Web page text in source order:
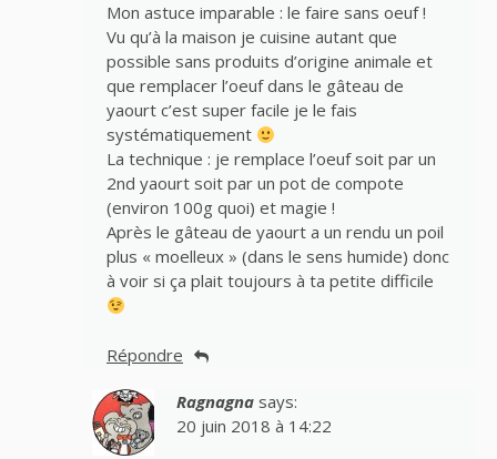
Mon astuce imparable : le faire sans oeuf !
Vu qu’à la maison je cuisine autant que
possible sans produits d’origine animale et
que remplacer l’oeuf dans le gâteau de
yaourt c’est super facile je le fais
systématiquement
La technique : je remplace l’oeuf soit par un
2nd yaourt soit par un pot de compote
(environ 100g quoi) et magie !
Après le gâteau de yaourt a un rendu un poil
plus « moelleux » (dans le sens humide) donc
à voir si ça plait toujours à ta petite difficile
Répondre
Ragnagna says:
20 juin 2018 à 14:22